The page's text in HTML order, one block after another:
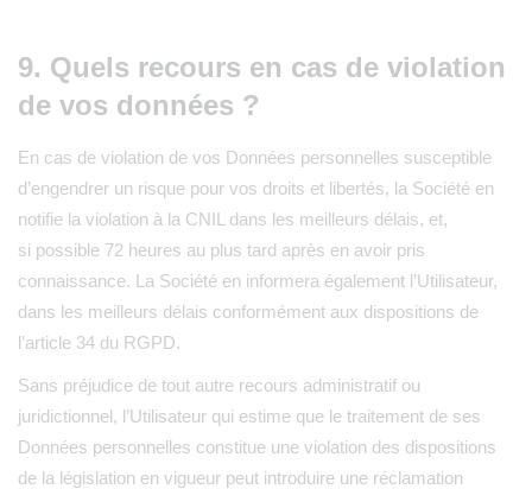
9. Quels recours en cas de violation
de vos données ?
En cas de violation de vos Données personnelles susceptible
d’engendrer un risque pour vos droits et libertés, la Société en
notifie la violation à la CNIL dans les meilleurs délais, et,
si possible 72 heures au plus tard après en avoir pris
connaissance. La Société en informera également l’Utilisateur,
dans les meilleurs délais conformément aux dispositions de
l’article 34 du RGPD.
Sans préjudice de tout autre recours administratif ou
juridictionnel, l’Utilisateur qui estime que le traitement de ses
Données personnelles constitue une violation des dispositions
de la législation en vigueur peut introduire une réclamation